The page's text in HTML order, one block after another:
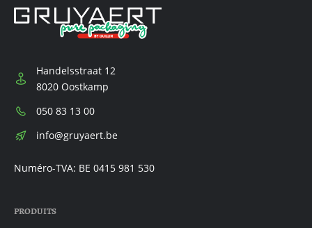
Handelsstraat 12
8020 Oostkamp
Téléphone:
050 83 13 00
E-
info@gruyaert.be
Numéro-TVA: BE 0415 981 530
PRODUITS